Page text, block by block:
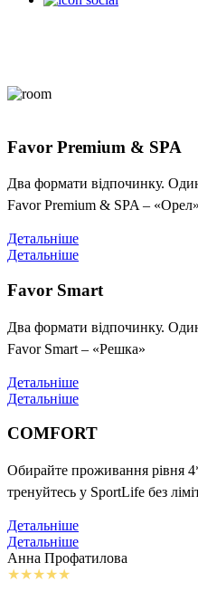
Favor Premium & SPA
Два формати відпочинку.
Favor Premium & SPA – «Орел»
Детальніше
Детальніше
Favor Smart
Два формати відпочинку.
Favor Smart – «Решка»
Детальніше
Детальніше
COMFORT
Обирайте проживання рівня
тренуйтесь у SportLife без
Детальніше
Детальніше
Анна Профатилова